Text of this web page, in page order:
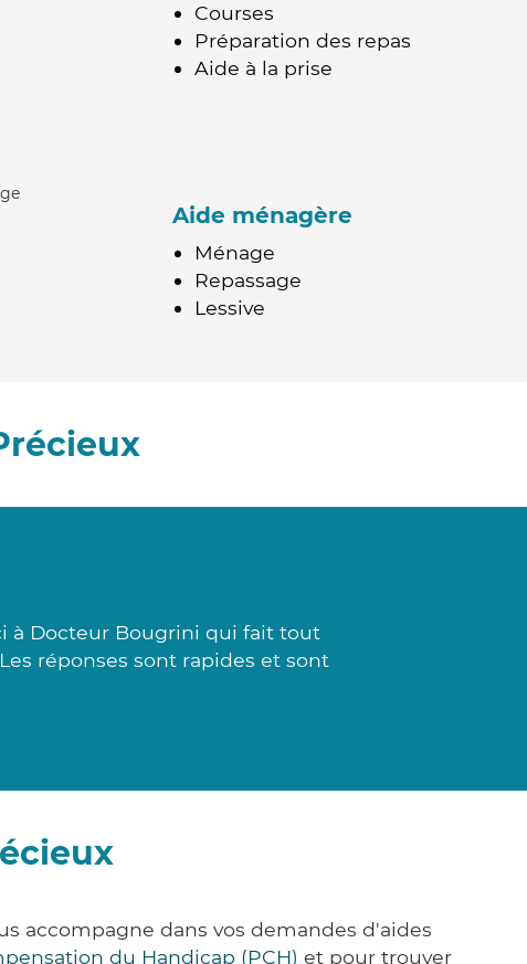
Courses
Préparation des repas
Aide à la prise
Aide ménagère
Ménage
Repassage
Lessive
à Docteur Bougrini qui fait tout
réponses sont rapides et sont
accompagne dans vos demandes d'aides
du Handicap (PCH) et pour trouver